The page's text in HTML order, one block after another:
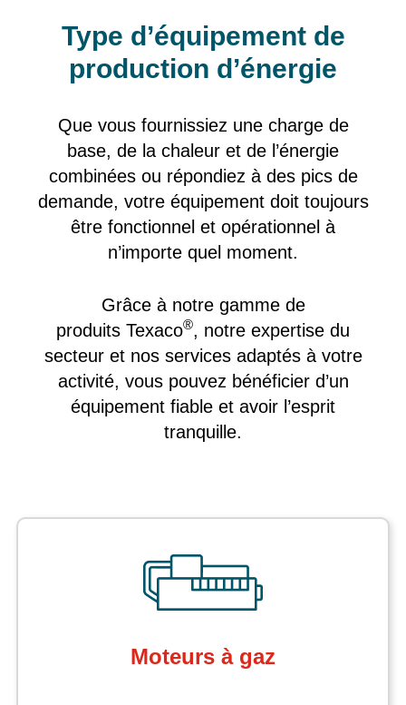
Type d’équipement de
production d’énergie
Que vous fournissiez une charge de
base, de la chaleur et de l’énergie
combinées ou répondiez à des pics de
demande, votre équipement doit toujours
être fonctionnel et opérationnel à
n’importe quel moment.
Grâce à notre gamme de
produits Texaco®, notre expertise du
secteur et nos services adaptés à votre
activité, vous pouvez bénéficier d’un
équipement fiable et avoir l’esprit
tranquille.
Moteurs à gaz